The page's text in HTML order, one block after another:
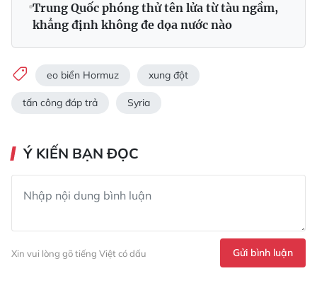
Trung Quốc phóng thử tên lửa từ tàu ngầm,
khẳng định không đe dọa nước nào
eo biển Hormuz xung đột
tấn công đáp trả Syria
Ý KIẾN BẠN ĐỌC
Xin vui lòng gõ tiếng Việt có dấu Gửi bình luận